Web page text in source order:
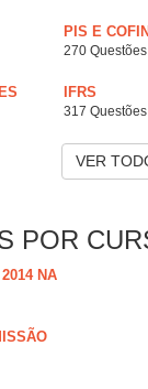
PIS E
270 Questões
IFRS
317 Questões
VER
POR
NA